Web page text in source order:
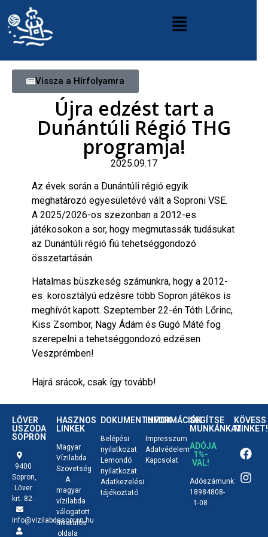
Vissza a Hírfolyamra
Újra edzést tart a
Dunántúli Régió THG
programja!
2025.09.17
Az évek során a Dunántúli régió egyik
meghatározó egyesületévé vált a Soproni VSE.
A 2025/2026-os szezonban a 2012-es
játékosokon a sor, hogy megmutassák tudásukat
az Dunántúli régió fiú tehetséggondozó
összetartásán.
Hatalmas büszkeség számunkra, hogy a 2012-
es korosztályú edzésre több Sopron játékos is
meghívót kapott. Szeptember 22-én Tóth Lőrinc,
Kiss Zsombor, Nagy Ádám és Gugó Máté fog
szerepelni a tehetséggondozó edzésen
Veszprémben!
Hajrá srácok, csak így tovább!
LŐVER
USZODA
SOPRON
9400
Sopron,
Lőver
krt. 82.
info@vizilabdasopron.hu
HASZNOS
LINKEK
Magyar
Vízilabda
Szövetség
A
magyar
vízilabda
válogatott
hivatalos
oldala
DOKUMENTUMOK
Belépési
nyilatkozat
Lemondó
nyilatkozat
Adatkezelési
tájékoztató
INFORMÁCIÓK
Impresszum
Adatvédelem
Kapcsolat
SEGÍTSE
MUNKÁNKAT
ADÓJA
1%-
VAL!
Adószámunk:
18984808-
1-08
KÖVESS
MINKET!